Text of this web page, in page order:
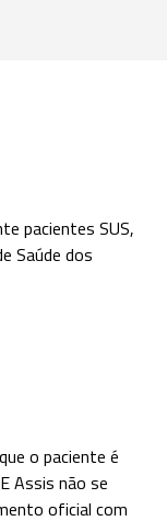
pacientes SUS,
Saúde dos
o paciente é
Assis não se
oficial com